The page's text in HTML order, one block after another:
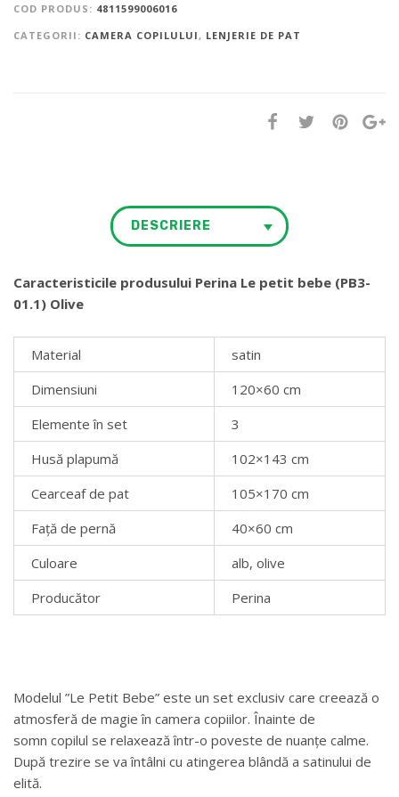
COD PRODUS: 4811599006016
CATEGORII: CAMERA COPILULUI , LENJERIE DE PAT
DESCRIERE
Caracteristicile produsului Perina Le petit bebe (PB3-
01.1) Olive
Material
satin
Dimensiuni
120×60 cm
Elemente în set
3
Husă plapumă
102×143 cm
Cearceaf de pat
105×170 cm
Față de pernă
40×60 cm
Culoare
alb, olive
Producător
Perina
Modelul ”Le Petit Bebe” este un set exclusiv care creează o
atmosferă de magie în camera copiilor. Înainte de
somn copilul se relaxează într-o poveste de nuanțe calme.
După trezire se va întâlni cu atingerea blândă a satinului de
elită.